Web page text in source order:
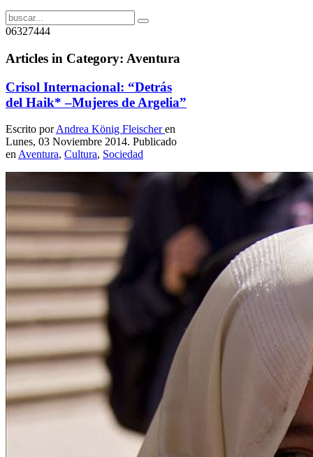
06327444
Articles in Category: Aventura
Crisol Internacional: “Detrás
del Haik* –Mujeres de Argelia”
Escrito porAndrea König Fleischeren
Lunes, 03 Noviembre 2014. Publicado
enAventura, Cultura, Sociedad